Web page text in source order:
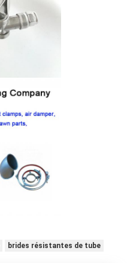
brides résistantes de tube